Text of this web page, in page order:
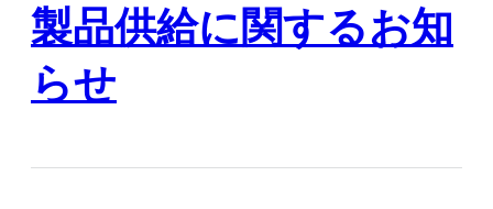
製品供給に関するお知
らせ